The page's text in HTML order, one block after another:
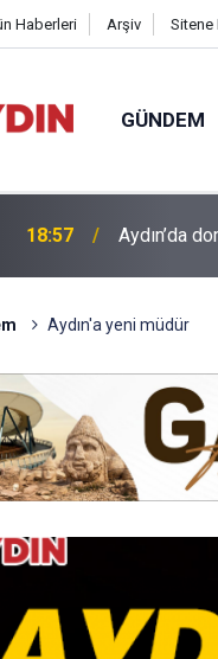
Haberleri Arşiv Sitene
GÜNDEM
18:13 Yeni
Aydın'a yeni müdür